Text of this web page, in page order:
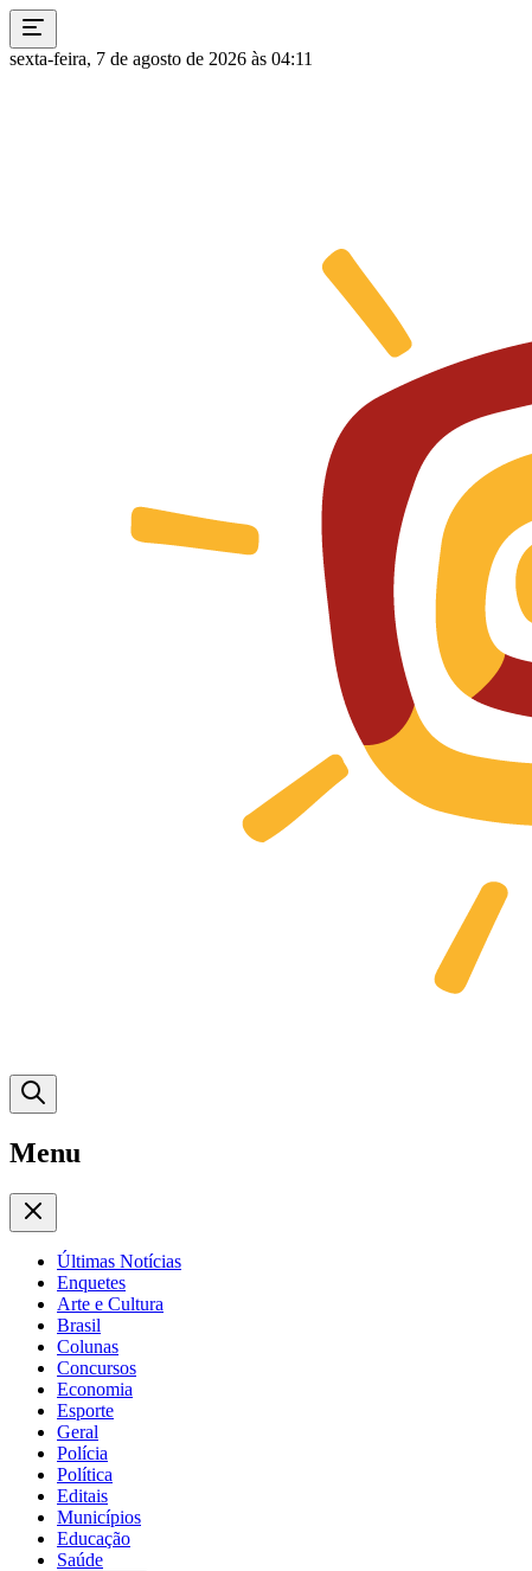
sexta-feira, 7 de agosto de 2026 às 04:11
Menu
Últimas Notícias
Enquetes
Arte e Cultura
Brasil
Colunas
Concursos
Economia
Esporte
Geral
Polícia
Política
Editais
Municípios
Educação
Saúde